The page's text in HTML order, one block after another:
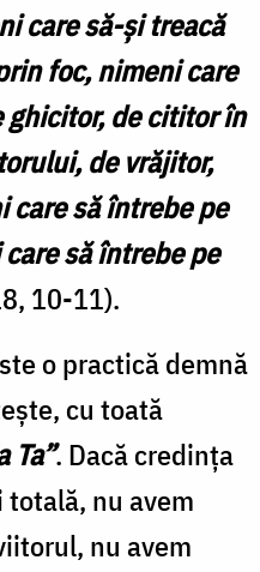
care să-şi treacă
foc, nimeni care
ghicitor, de cititor în
de vrăjitor,
care să întrebe pe
să întrebe pe
10-11).
o practică demnă
cu toată
Ta”. Dacă credința
nu avem
nu avem